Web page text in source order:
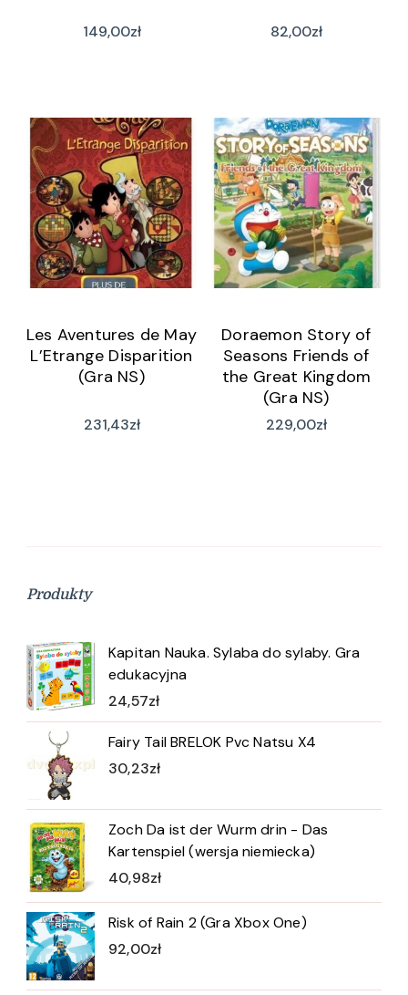
149,00zł 82,00zł
Les Aventures de May
L’Etrange Disparition
(Gra NS)
231,43zł
Doraemon Story of
Seasons Friends of
the Great Kingdom
(Gra NS)
229,00zł
Produkty
Kapitan Nauka. Sylaba do sylaby. Gra
edukacyjna
24,57zł
Fairy Tail BRELOK Pvc Natsu X4
30,23zł
Zoch Da ist der Wurm drin - Das
Kartenspiel (wersja niemiecka)
40,98zł
Risk of Rain 2 (Gra Xbox One)
92,00zł